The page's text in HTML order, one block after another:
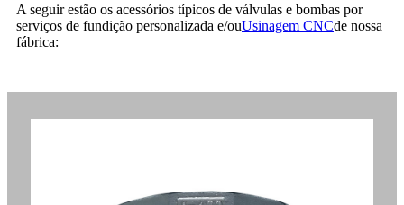
A seguir estão os acessórios típicos de válvulas e bombas por
serviços de fundição personalizada e/ouUsinagem CNCde nossa
fábrica: